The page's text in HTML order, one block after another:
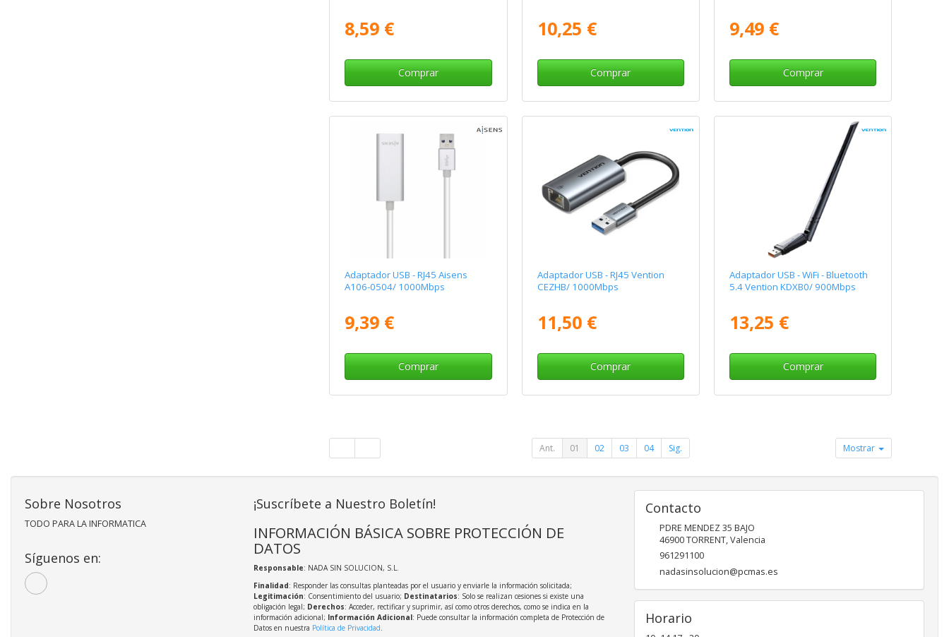
8,59 €
Comprar
10,25 €
Comprar
9,49 €
Comprar
Adaptador USB - RJ45 Aisens
A106-0504/ 1000Mbps
9,39 €
Comprar
Adaptador USB - RJ45 Vention
CEZHB/ 1000Mbps
11,50 €
Comprar
Adaptador USB - WiFi - Bluetooth
5.4 Vention KDXB0/ 900Mbps
13,25 €
Comprar
Ant. 01 02 03 04 Sig. Mostrar
Sobre Nosotros
TODO PARA LA INFORMATICA
Síguenos en:
¡Suscríbete a Nuestro Boletín!
INFORMACIÓN BÁSICA SOBRE PROTECCIÓN DE
DATOS
Responsable: NADA SIN SOLUCION, S.L.
Finalidad: Responder las consultas planteadas por el usuario y enviarle la información solicitada;
Legitimación: Consentimiento del usuario; Destinatarios: Solo se realizan cesiones si existe una
obligación legal; Derechos: Acceder, rectificar y suprimir, así como otros derechos, como se indica en la
información adicional; Información Adicional: Puede consultar la información completa de Protección de
Datos en nuestra Política de Privacidad.
Contacto
PDRE MENDEZ 35 BAJO
46900TORRENT,Valencia
961291100
nadasinsolucion@pcmas.es
Horario